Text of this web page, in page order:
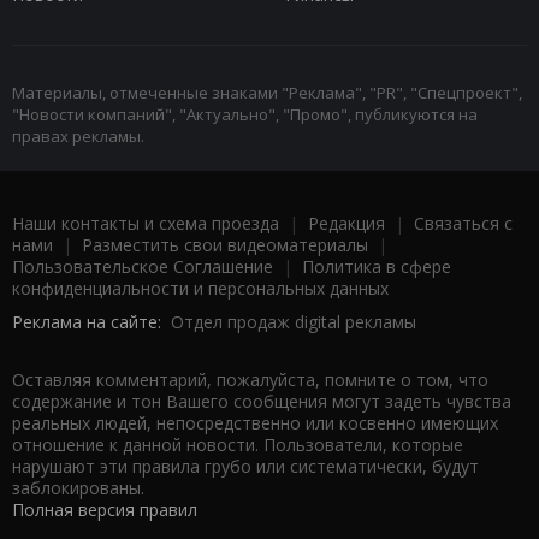
Материалы, отмеченные знаками "Реклама", "PR", "Спецпроект",
"Новости компаний", "Актуально", "Промо", публикуются на
правах рекламы.
Наши контакты и схема проезда | Редакция | Связаться с
нами | Разместить свои видеоматериалы |
Пользовательское Соглашение |
Политика в сфере
конфиденциальности и персональных данных
Реклама на сайте: Отдел продаж digital рекламы
Оставляя комментарий, пожалуйста, помните о том, что
содержание и тон Вашего сообщения могут задеть чувства
реальных людей, непосредственно или косвенно имеющих
отношение к данной новости. Пользователи, которые
нарушают эти правила грубо или систематически, будут
заблокированы.
Полная версия правил